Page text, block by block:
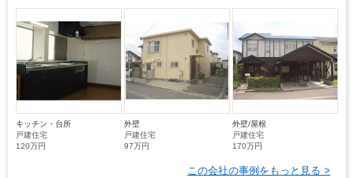
キッチン・台所
戸建住宅
120万円
外壁
戸建住宅
97万円
外壁/屋根
戸建住宅
170万円
この会社の事例をもっと見る >